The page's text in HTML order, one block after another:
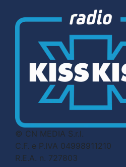
© CN MEDIA S.r.l.
C.F. e P.IVA 04998911210
R.E.A. n. 727803